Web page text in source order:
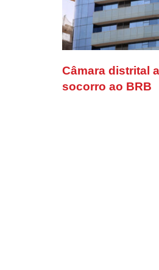
Câmara distrital
socorro ao BRB